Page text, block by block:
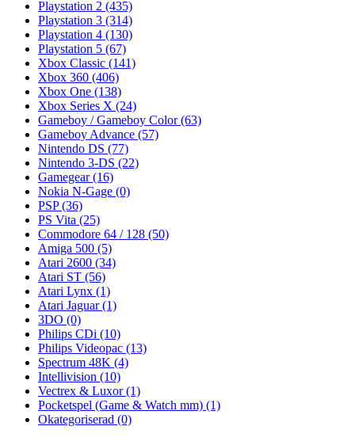
Playstation 2 (435)
Playstation 3 (314)
Playstation 4 (130)
Playstation 5 (67)
Xbox Classic (141)
Xbox 360 (406)
Xbox One (138)
Xbox Series X (24)
Gameboy / Gameboy Color(63)
Gameboy Advance (57)
Nintendo DS (77)
Nintendo 3-DS (22)
Gamegear(16)
Nokia N-Gage (0)
PSP(36)
PS Vita (25)
Commodore 64 / 128 (50)
Amiga 500 (5)
Atari 2600 (34)
Atari ST (56)
Atari Lynx (1)
Atari Jaguar(1)
3DO (0)
Philips CDi (10)
Philips Videopac (13)
Spectrum 48K (4)
Intellivision (10)
Vectrex & Luxor(1)
Pocketspel (Game & Watch mm) (1)
Okategoriserad (0)